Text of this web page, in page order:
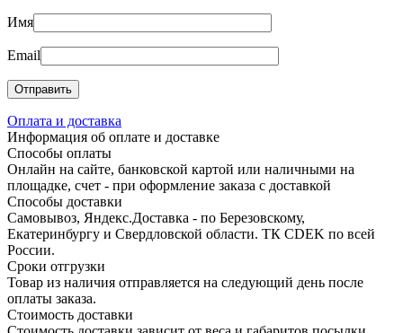
Имя
Email
Оплата и доставка
Информация об оплате и доставке
Способы оплаты
Онлайн на сайте, банковской картой или наличными на
площадке, счет - при оформление заказа с доставкой
Способы доставки
Самовывоз, Яндекс.Доставка - по Березовскому,
Екатеринбургу и Свердловской области. ТК CDEK по всей
России.
Сроки отгрузки
Товар из наличия отправляется на следующий день после
оплаты заказа.
Стоимость доставки